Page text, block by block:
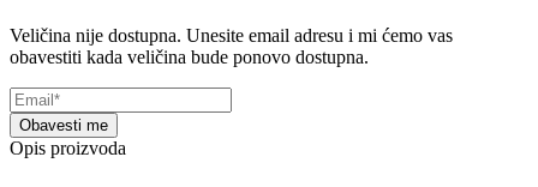
Veličina nije dostupna. Unesite email adresu i mi ćemo vas
obavestiti kada veličina bude ponovo dostupna.
Obavesti me
Opis proizvoda